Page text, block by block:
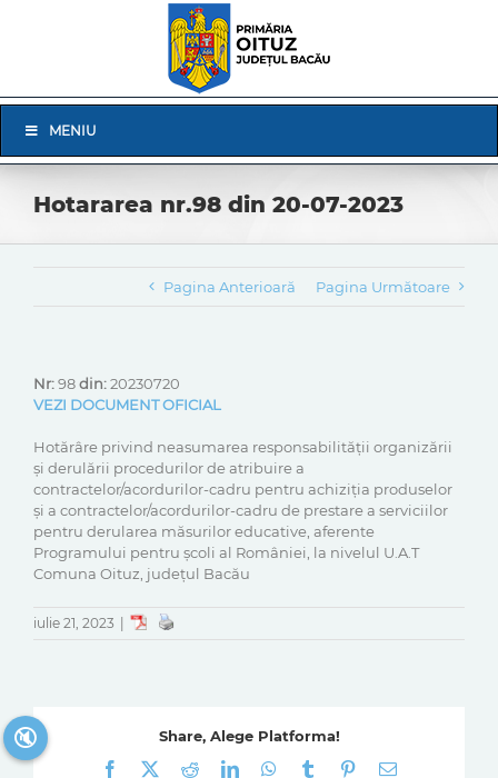
Navigation
MENIU
Hotararea nr.98 din 20-07-2023
Pagina Anterioară Pagina Următoare
Nr:98din:20230720
VEZI DOCUMENT OFICIAL
Hotărâre privind neasumarea responsabilității organizării
și derulării procedurilor de atribuire a
contractelor/acordurilor-cadru pentru achiziția produselor
și a contractelor/acordurilor-cadru de prestare a serviciilor
pentru derularea măsurilor educative, aferente
Programului pentru școli al României, la nivelul U.A.T
Comuna Oituz, județul Bacău
iulie 21, 2023
Share, Alege Platforma!
Facebook
RedditLinkedInWhatsApp
Tumblr Pinterest
E-
🔇